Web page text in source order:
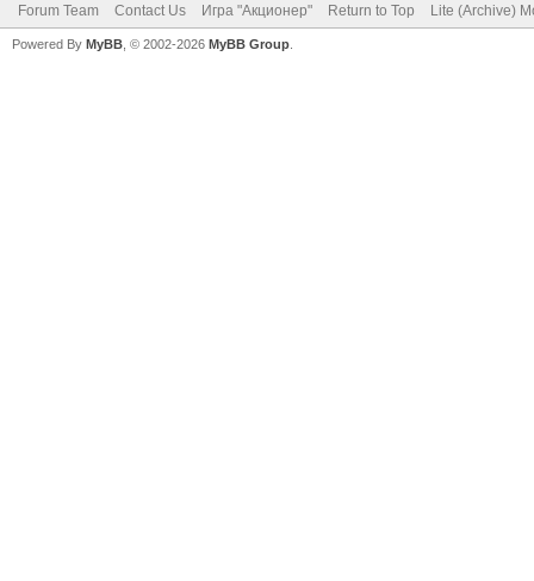
Forum Team Contact Us Игра "Акционер" Return to Top Lite (Archive)
Powered By MyBB , © 2002-2026 MyBB Group